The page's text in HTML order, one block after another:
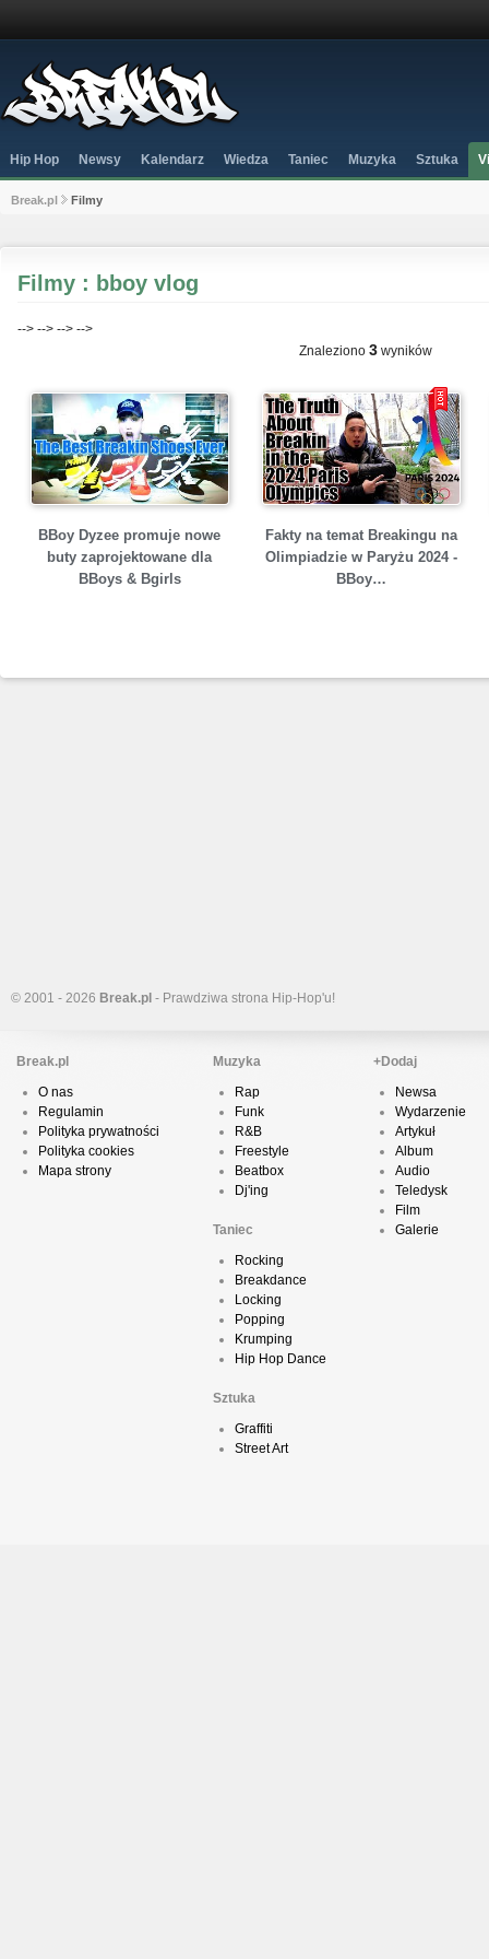
Hip Hop Newsy Kalendarz Wiedza Taniec Muzyka Sztuka
Break.pl Filmy
Filmy : bboy vlog
--> --> --> -->
Znaleziono 3 wyników
BBoy Dyzee promuje nowe
buty zaprojektowane dla
BBoys & Bgirls
Fakty na temat Breakingu na
Olimpiadzie w Paryżu 2024 -
BBoy…
© 2001 - 2026 Break.pl - Prawdziwa strona Hip-Hop'u!
Break.pl
O nas
Regulamin
Polityka prywatności
Polityka cookies
Mapa strony
Muzyka
Rap
Funk
R&B
Freestyle
Beatbox
Dj'ing
Taniec
Rocking
Breakdance
Locking
Popping
Krumping
Hip Hop Dance
Sztuka
Graffiti
Street Art
+Dodaj
Newsa
Wydarzenie
Artykuł
Album
Audio
Teledysk
Film
Galerie